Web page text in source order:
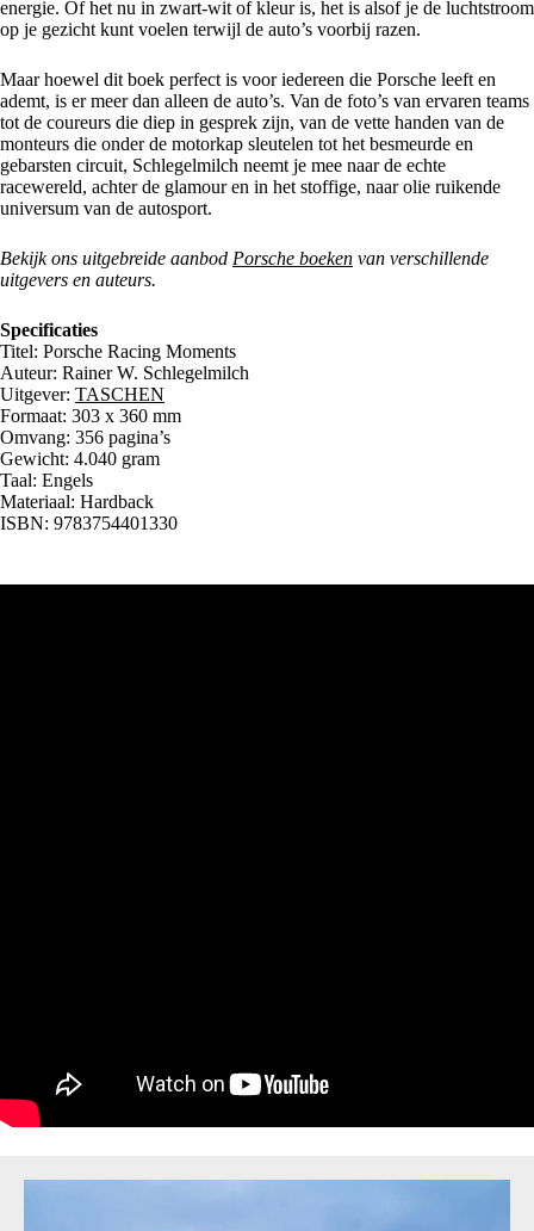
energie. Of het nu in zwart-wit of kleur is, het is alsof je de luchtstroom
op je gezicht kunt voelen terwijl de auto’s voorbij razen.
Maar hoewel dit boek perfect is voor iedereen die Porsche leeft en
ademt, is er meer dan alleen de auto’s. Van de foto’s van ervaren teams
tot de coureurs die diep in gesprek zijn, van de vette handen van de
monteurs die onder de motorkap sleutelen tot het besmeurde en
gebarsten circuit, Schlegelmilch neemt je mee naar de echte
racewereld, achter de glamour en in het stoffige, naar olie ruikende
universum van de autosport.
Bekijk ons uitgebreide aanbod Porsche boeken van verschillende
uitgevers en auteurs.
Specificaties
Titel: Porsche Racing Moments
Auteur: Rainer W. Schlegelmilch
Uitgever: TASCHEN
Formaat: 303 x 360 mm
Omvang: 356 pagina’s
Gewicht: 4.040 gram
Taal: Engels
Materiaal: Hardback
ISBN: 9783754401330